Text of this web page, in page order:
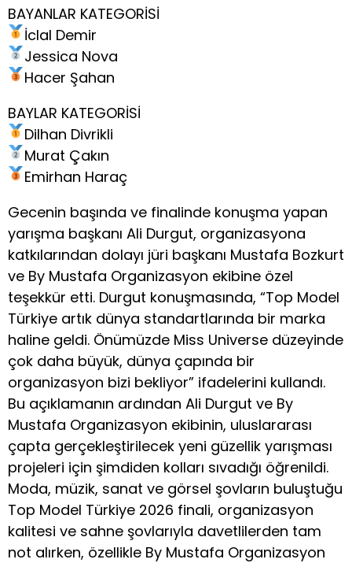
BAYANLAR KATEGORİSİ
İclal Demir
Jessica Nova
Hacer Şahan
BAYLAR KATEGORİSİ
Dilhan Divrikli
Murat Çakın
Emirhan Haraç
Gecenin başında ve finalinde konuşma yapan
yarışma başkanı Ali Durgut, organizasyona
katkılarından dolayı jüri başkanı Mustafa Bozkurt
ve By Mustafa Organizasyon ekibine özel
teşekkür etti. Durgut konuşmasında, “Top Model
Türkiye artık dünya standartlarında bir marka
haline geldi. Önümüzde Miss Universe düzeyinde
çok daha büyük, dünya çapında bir
organizasyon bizi bekliyor” ifadelerini kullandı.
Bu açıklamanın ardından Ali Durgut ve By
Mustafa Organizasyon ekibinin, uluslararası
çapta gerçekleştirilecek yeni güzellik yarışması
projeleri için şimdiden kolları sıvadığı öğrenildi.
Moda, müzik, sanat ve görsel şovların buluştuğu
Top Model Türkiye 2026 finali, organizasyon
kalitesi ve sahne şovlarıyla davetlilerden tam
not alırken, özellikle By Mustafa Organizasyon